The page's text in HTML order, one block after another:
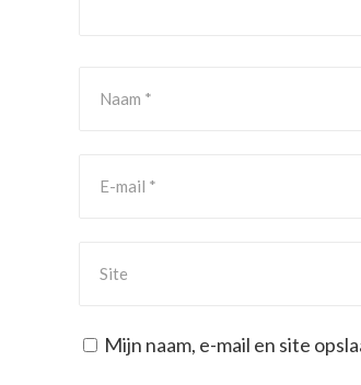
Mijn naam, e-mail en site